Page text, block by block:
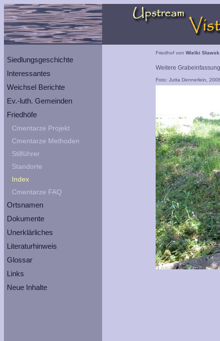
Siedlungsgeschichte
Interessantes
Weichsel Berichte
Ev.-luth. Gemeinden
Friedhöfe
Cmentarze Projekt
Cmentarze Methoden
Stilführer
Standorte
Index
Cmentarze FAQ
Ortsnamen
Dokumente
Unerklärliches
Literaturhinweis
Glossar
Links
Neue Inhalte
Friedhof von Wielki Sławsk
Weitere
Foto: Jutta Dennerlein,